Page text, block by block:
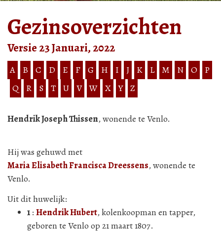
Gezinsoverzichten
Versie 23 Januari, 2022
A B C D E F G H I J K L M N O
P
Q
R S T U V W X Y Z
Hendrik Joseph Thissen, wonende te Venlo.
Hij was gehuwd met
Maria Elisabeth Francisca Dreessens, wonende te
Venlo.
Uit dit huwelijk:
1 : Hendrik Hubert, kolenkoopman en tapper,
geboren te Venlo op 21 maart 1807.